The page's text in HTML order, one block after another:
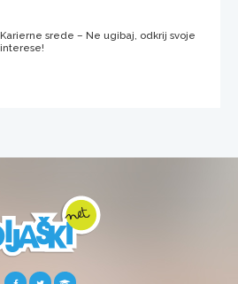
Karierne srede – Ne ugibaj, odkrij svoje
interese!